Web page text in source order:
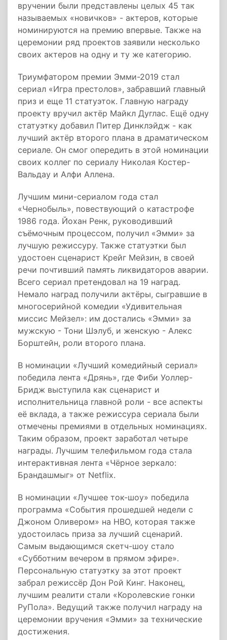
вручении были представлены целых 45 так
называемых «новичков» - актеров, которые
номинируются на премию впервые. Также на
церемонии ряд проектов заявили несколько
своих актеров на одну и ту же категорию.
Триумфатором премии Эмми-2019 стал
сериал «Игра престолов», забравший главный
приз и еще 11 статуэток. Главную награду
проекту вручил актёр Майкл Дуглас. Ещё одну
статуэтку добавил Питер Динклэйдж - как
лучший актёр второго плана в драматическом
сериале. Он смог опередить в этой номинации
своих коллег по сериалу Николая Костер-
Вальдау и Алфи Аллена.
Лучшим мини-сериалом года стал
«Чернобыль», повествующий о катастрофе
1986 года. Йохан Ренк, руководивший
съёмочным процессом, получил «Эмми» за
лучшую режиссуру. Также статуэтки был
удостоен сценарист Крейг Мейзин, в своей
речи почтивший память ликвидаторов аварии.
Всего сериал претендовал на 19 наград.
Немало наград получили актёры, сыгравшие в
многосерийной комедии «Удивительная
миссис Мейзел»: им достались «Эмми» за
мужскую - Тони Шэлуб, и женскую - Алекс
Борштейн, роли второго плана.
В номинации «Лучший комедийный сериал»
победила лента «Дрянь», где Фиби Уоллер-
Бридж выступила как сценарист и
исполнительница главной роли - все аспекты
её вклада, а также режиссура сериала были
отмечены премиями в отдельных номинациях.
Таким образом, проект заработал четыре
награды. Лучшим телефильмом года стала
интерактивная лента «Чёрное зеркало:
Брандашмыг» от Netflix.
В номинации «Лучшее ток-шоу» победила
программа «События прошедшей недели с
Джоном Оливером» на HBO, которая также
удостоилась приза за лучший сценарий.
Самым выдающимся скетч-шоу стало
«Субботним вечером в прямом эфире».
Персональную статуэтку за этот проект
забрал режиссёр Дон Рой Кинг. Наконец,
лучшим реалити стали «Королевские гонки
РуПола». Ведущий также получил награду на
церемонии вручения «Эмми» за технические
достижения.